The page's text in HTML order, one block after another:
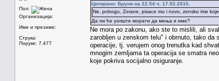
Пол:
Организација:
Име и презиме:
Струка:
Поруке: 7.477
Цитирано: Бруни на 22.54 ч. 17.02.2010.
Ne, pobogu, Zorane, pisace mu i novo, zensko ime
Да ли ће уопште морати да мења и име?
Ne mora po zakonu, ako ste to mislili, ali
zarobljen u zenskom telu" i obrnuto, tako da
operacije, tj. verujem onog trenutka kad
mnogim zemljama ta operacija se smatra
koje pokriva socijalno osiguranje.